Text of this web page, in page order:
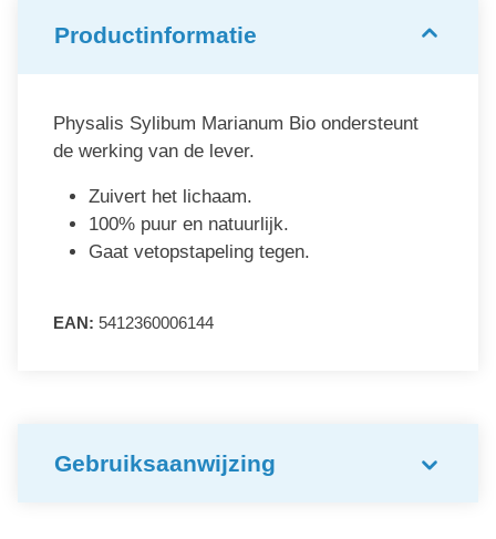
Productinformatie
Physalis Sylibum Marianum Bio ondersteunt
de werking van de lever.
Zuivert het lichaam.
100% puur en natuurlijk.
Gaat vetopstapeling tegen.
EAN: 5412360006144
Gebruiksaanwijzing